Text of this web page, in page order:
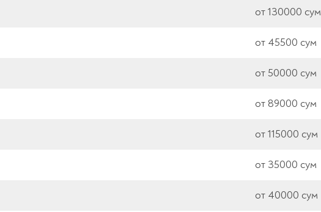
от 130000 сум
от 45500 сум
от 50000 сум
от 89000 сум
от 115000 сум
от 35000 сум
от 40000 сум